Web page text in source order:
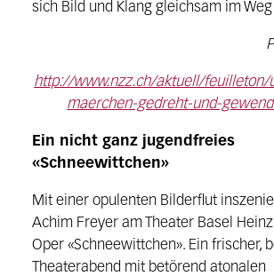
sich Bild und Klang gleichsam im
http://www.nzz.ch/aktuell/feuilleton/
maerchen-gedreht-und-
Ein nicht ganz jugendfreies
«Schneewittchen»
Mit einer opulenten Bilderflut
Achim Freyer am Theater Basel
Oper «Schneewittchen». Ein frischer,
Theaterabend mit betörend atonalen